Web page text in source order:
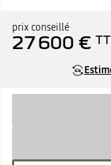
prix conseillé
27 600 €